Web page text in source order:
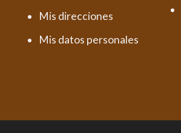
Mis direcciones
Mis datos personales